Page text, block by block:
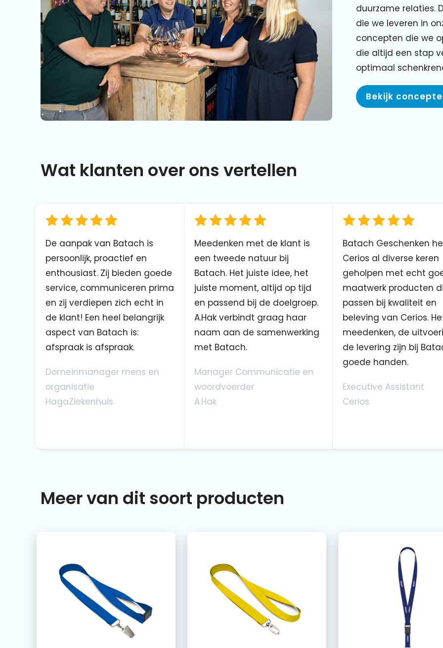
duurzame relaties.
die we leveren in
concepten die we
die altijd een stap
optimaal
Bekijk
Wat klanten over ons vertellen
De aanpak van Batach is
persoonlijk, proactief en
enthousiast. Zij bieden goede
service, communiceren prima
en zij verdiepen zich echt in
de klant! Een heel belangrijk
aspect van Batach is:
afspraak is afspraak.
Domeinmanager mens en
organisatie
HagaZiekenhuis
Meedenken met de klant is
een tweede natuur bij
Batach. Het juiste idee, het
juiste moment, altijd op tijd
en passend bij de doelgroep.
A.Hak verbindt graag haar
naam aan de samenwerking
met Batach.
Manager Communicatie en
woordvoerder
A.Hak
Batach Geschenken
Cerios al diverse keren
geholpen met echt
maatwerk producten
passen bij kwaliteit en
beleving van Cerios.
meedenken, de
de levering zijn bij
goede handen.
Executive Assistant
Cerios
Meer van dit soort producten